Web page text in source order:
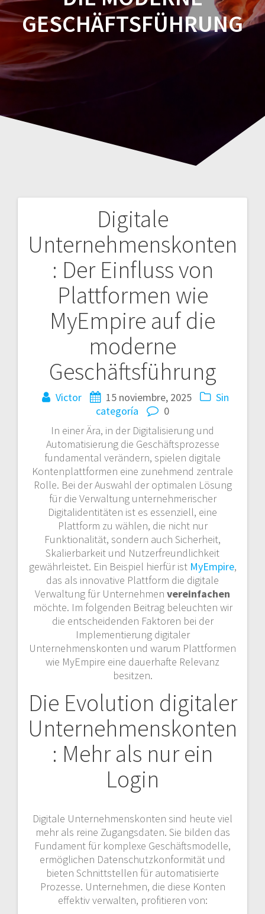
GESCHÄFTSFÜHRUNG
Digitale
Unternehmenskonten
: Der Einfluss von
Plattformen wie
MyEmpire auf die
moderne
Geschäftsführung
Victor 15 noviembre, 2025
Sin
categoría
0
In einer Ära, in der Digitalisierung und
Automatisierung die Geschäftsprozesse
fundamental verändern, spielen digitale
Kontenplattformen eine zunehmend zentrale
Rolle. Bei der Auswahl der optimalen Lösung
für die Verwaltung unternehmerischer
Digitalidentitäten ist es essenziell, eine
Plattform zu wählen, die nicht nur
Funktionalität, sondern auch Sicherheit,
Skalierbarkeit und Nutzerfreundlichkeit
gewährleistet. Ein Beispiel hierfür ist MyEmpire,
das als innovative Plattform die digitale
Verwaltung für Unternehmen vereinfachen
möchte. Im folgenden Beitrag beleuchten wir
die entscheidenden Faktoren bei der
Implementierung digitaler
Unternehmenskonten und warum Plattformen
wie MyEmpire eine dauerhafte Relevanz
besitzen.
Die Evolution digitaler
Unternehmenskonten
: Mehr als nur ein
Login
Digitale Unternehmenskonten sind heute viel
mehr als reine Zugangsdaten. Sie bilden das
Fundament für komplexe Geschäftsmodelle,
ermöglichen Datenschutzkonformität und
bieten Schnittstellen für automatisierte
Prozesse. Unternehmen, die diese Konten
effektiv verwalten, profitieren von:
Navegación
de
entradas